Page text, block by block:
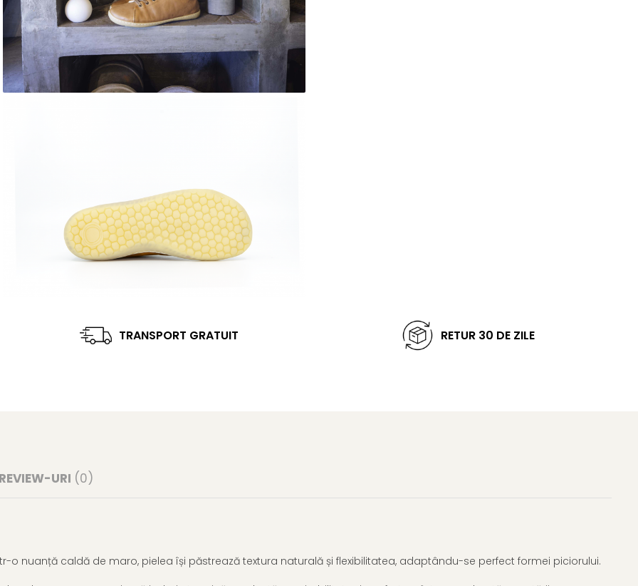
TRANSPORT GRATUIT RETUR 30 DE ZILE
REVIEW-URI (0)
o nuanță caldă de maro, pielea își păstrează textura naturală și flexibilitatea, adaptându-se perfect formei piciorului.